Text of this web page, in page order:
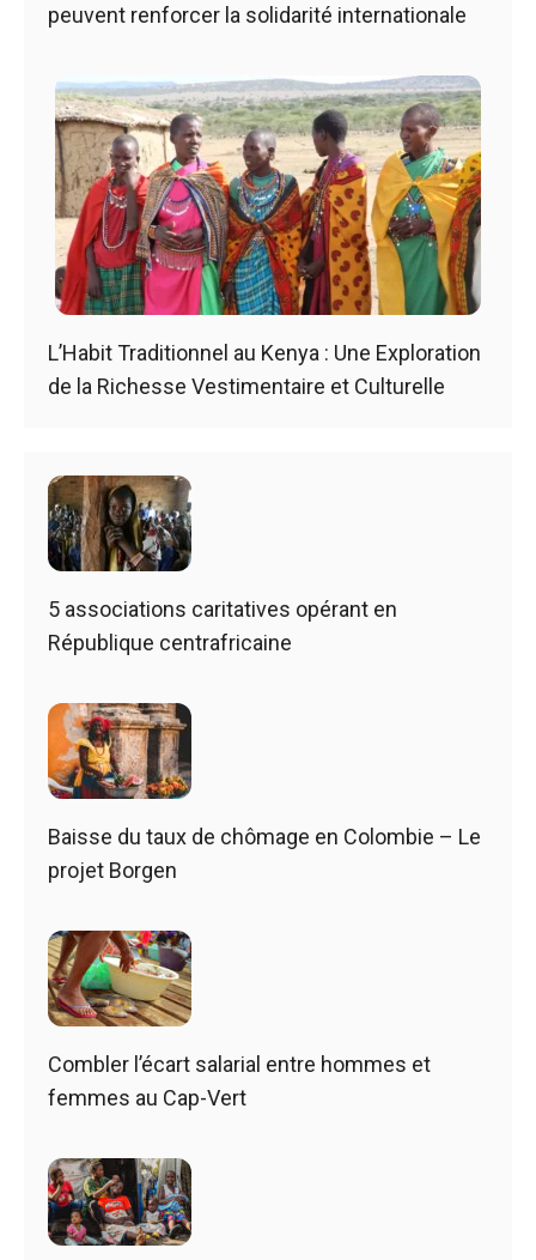
peuvent renforcer la solidarité internationale
L’Habit Traditionnel au Kenya : Une Exploration
de la Richesse Vestimentaire et Culturelle
5 associations caritatives opérant en
République centrafricaine
Baisse du taux de chômage en Colombie – Le
projet Borgen
Combler l’écart salarial entre hommes et
femmes au Cap-Vert